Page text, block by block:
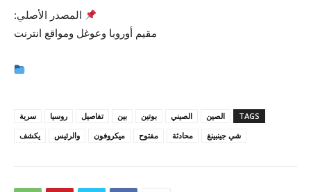
المصدر الأصلي:
مقيم أوروبا وعوغل ومواقع انترنت
TAGS الصين الصيني بوتين بين تفاصيل روسيا
سرية
شي جينبينغ
محادثة مفتوح ميكروفون والرئيس يكشف